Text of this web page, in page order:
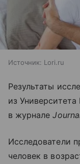
Источник: Lori.ru
Результаты
из
в журнале
Исследователи
человек в